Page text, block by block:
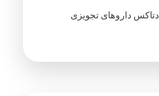
دتاکس داروهای تجویزی